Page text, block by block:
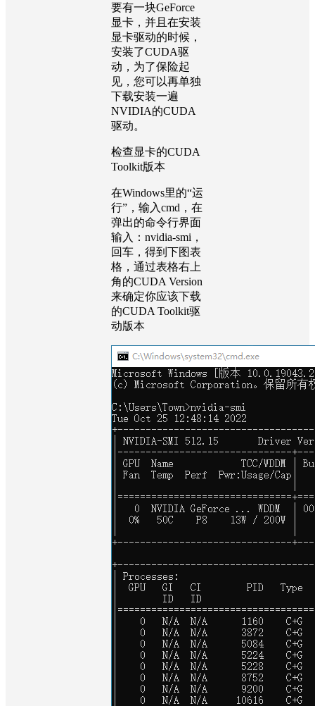
要有一块GeForce
显卡，并且在安装
显卡驱动的时候，
安装了CUDA驱
动，为了保险起
见，您可以再单独
下载安装一遍
NVIDIA的CUDA
驱动。
检查显卡的CUDA
Toolkit版本
在Windows里的“运
行”，输入cmd，在
弹出的命令行界面
输入：nvidia-smi，
回车，得到下图表
格，通过表格右上
角的CUDA Version
来确定你应该下载
的CUDA Toolkit驱
动版本